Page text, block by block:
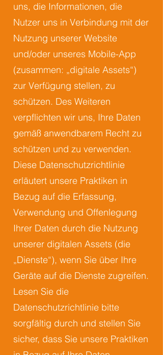
uns, die Informationen, die
Nutzer uns in Verbindung mit der
Nutzung unserer Website
und/oder unseres Mobile-App
(zusammen: „digitale Assets“)
zur Verfügung stellen, zu
schützen. Des Weiteren
verpflichten wir uns, Ihre Daten
gemäß anwendbarem Recht zu
schützen und zu verwenden.
Diese Datenschutzrichtlinie
erläutert unsere Praktiken in
Bezug auf die Erfassung,
Verwendung und Offenlegung
Ihrer Daten durch die Nutzung
unserer digitalen Assets (die
„Dienste“), wenn Sie über Ihre
Geräte auf die Dienste zugreifen.
Lesen Sie die
Datenschutzrichtlinie bitte
sorgfältig durch und stellen Sie
sicher, dass Sie unsere Praktiken